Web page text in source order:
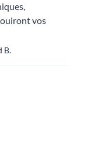
vos
B.